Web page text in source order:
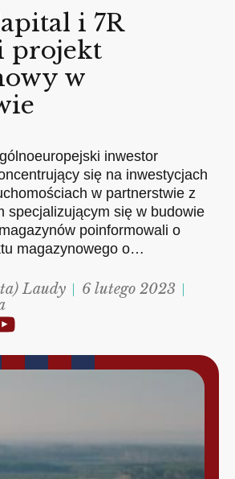
i 7R
projekt
w
inwestor
się na inwestycjach
w partnerstwie z
specjalizującym się w budowie
poinformowali o
magazynowego o…
Laudy
6 lutego 2023